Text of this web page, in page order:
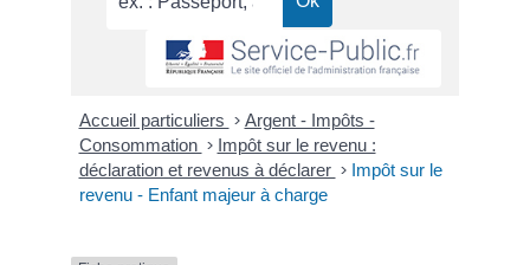
Accueil particuliers > Argent - Impôts -
Consommation > Impôt sur le revenu :
déclaration et revenus à déclarer > Impôt sur le
revenu - Enfant majeur à charge